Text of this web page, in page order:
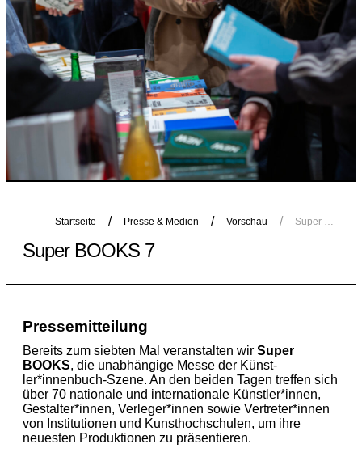
Startseite Presse & Medien Vorschau
Super BOOKS 7
Pressemitteilung
Bereits zum siebten Mal veranstalten wir Super
BOOKS, die unabhängige Messe der Künst­
ler*innenbuch-Szene. An den beiden Tagen treffen sich
über 70 nationale und in­ter­nationale Künstler*innen,
Gestalter*innen, Verleger*innen sowie Vertreter*innen
von Institutionen und Kunsthochschulen, um ihre
neuesten Produktionen zu präsentieren.